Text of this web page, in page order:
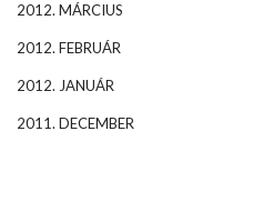
2012. MÁRCIUS
2012. FEBRUÁR
2012. JANUÁR
2011. DECEMBER